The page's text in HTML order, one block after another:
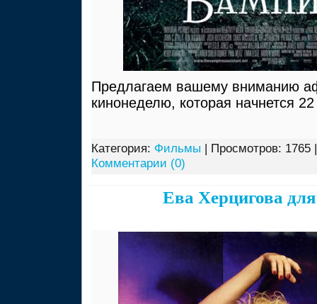
Предлагаем вашему вниманию
кинонеделю, которая начнется 22
Категория: Фильмы | Просмотров: 1765
Комментарии (0)
Ева Херцигова